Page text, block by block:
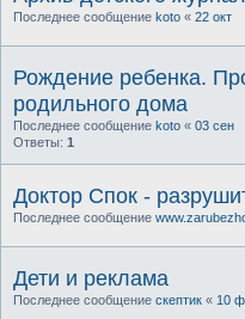
Последнее сообщение koto « 22 окт
Рождение ребенка.
родильного дома
Последнее сообщение koto « 03 сен
Ответы: 1
Доктор Спок -
Последнее сообщение
Дети и реклама
Последнее сообщение скептик « 10